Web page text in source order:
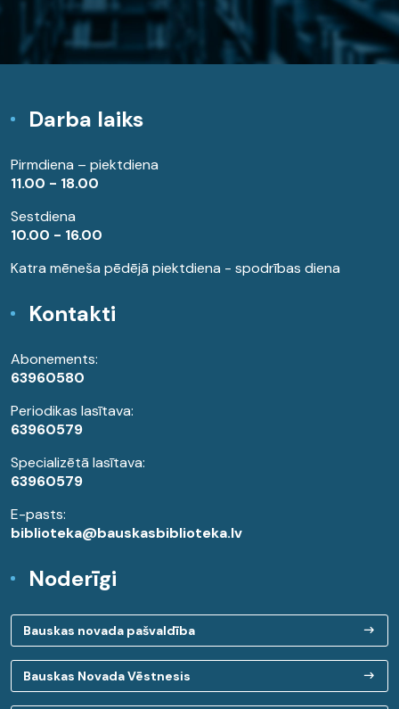
Darba laiks
Pirmdiena – piektdiena
11.00 - 18.00
Sestdiena
10.00 - 16.00
Katra mēneša pēdējā piektdiena - spodrības diena
Kontakti
Abonements:
63960580
Periodikas lasītava:
63960579
Specializētā lasītava:
63960579
E-pasts:
biblioteka@bauskasbiblioteka.lv
Noderīgi
Bauskas novada pašvaldība
Bauskas Novada Vēstnesis